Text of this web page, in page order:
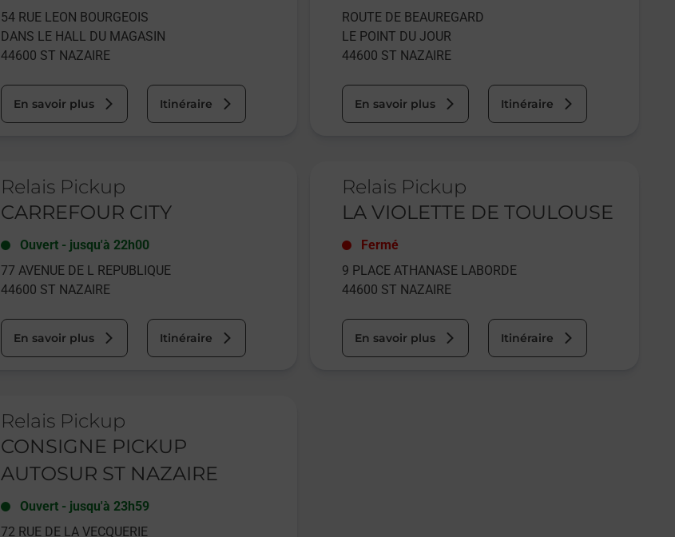
54 RUE LEON BOURGEOIS
DANS LE HALL DU MAGASIN
44600 ST NAZAIRE
En savoir plus Itinéraire
ROUTE DE BEAUREGARD
LE POINT DU JOUR
44600 ST NAZAIRE
En savoir plus Itinéraire
Relais Pickup
CARREFOUR CITY
Ouvert- jusqu'à 22h00
77 AVENUE DE L REPUBLIQUE
44600 ST NAZAIRE
En savoir plus Itinéraire
Relais Pickup
LA VIOLETTE DE TOULOUSE
Fermé
9 PLACE ATHANASE LABORDE
44600 ST NAZAIRE
En savoir plus Itinéraire
Relais Pickup
CONSIGNE PICKUP
AUTOSUR ST NAZAIRE
Ouvert- jusqu'à 23h59
72 RUE DE LA VECQUERIE